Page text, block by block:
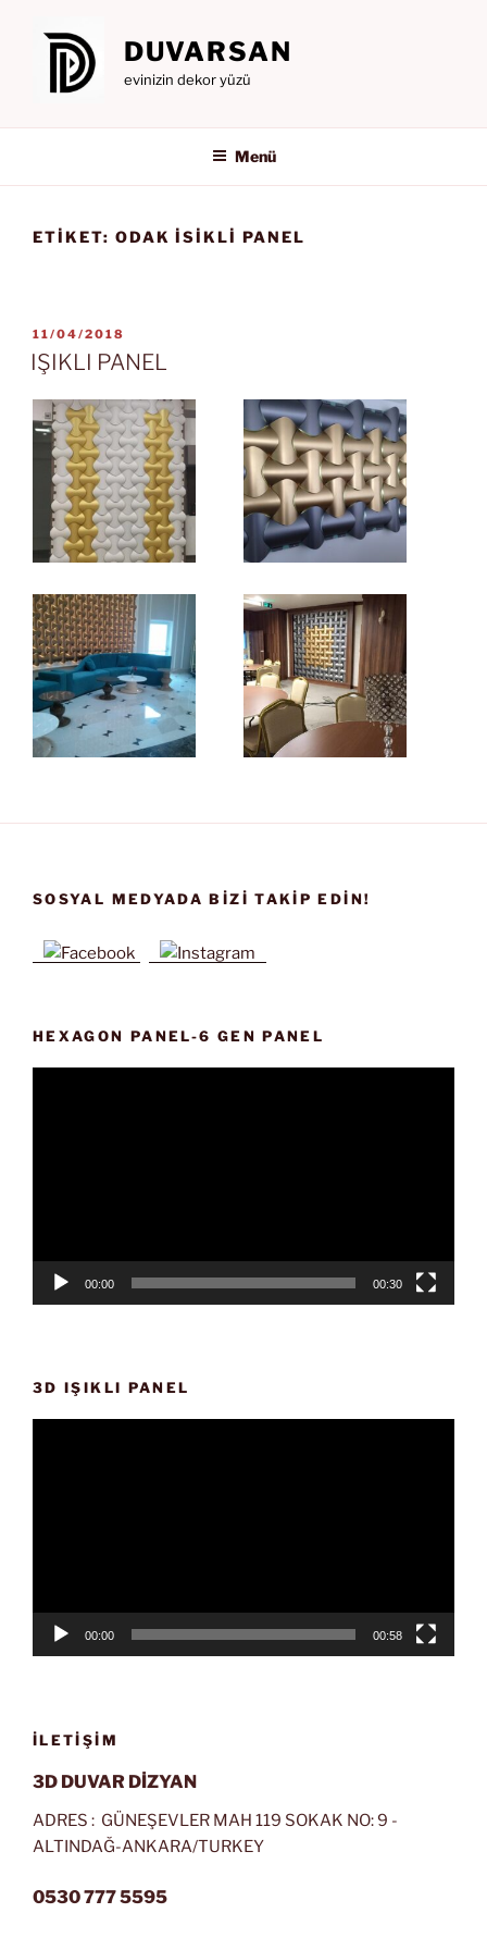
DUVARSAN
evinizin dekor yüzü
Menü
ETIKET: ODAK ISIKLI PANEL
YAYIM
TARIHI
11/04/2018
IŞIKLI PANEL
SOSYAL MEDYADA BIZI TAKIP EDIN!
HEXAGON PANEL-6 GEN PANEL
00:00 00:30
3D IŞIKLI PANEL
00:00 00:58
İLETIŞIM
3D DUVAR DİZYAN
ADRES : GÜNEŞEVLER MAH 119 SOKAK NO: 9 -
ALTINDAĞ-ANKARA/TURKEY
0530 777 5595